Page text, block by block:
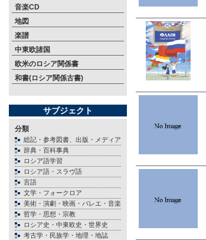
音楽CD
地図
楽譜
中東欧諸国
欧米のロシア関係書
和書(ロシア関係古書)
サブジェクト
分類
総記・参考図書、出版・メディア
辞典・百科事典
ロシア語学習
ロシア語・スラヴ語
言語
文学・フォークロア
美術・演劇・映画・バレエ・音楽
哲学・思想・宗教
ロシア史・中東欧史・世界史
考古学・民族学・地理・地誌